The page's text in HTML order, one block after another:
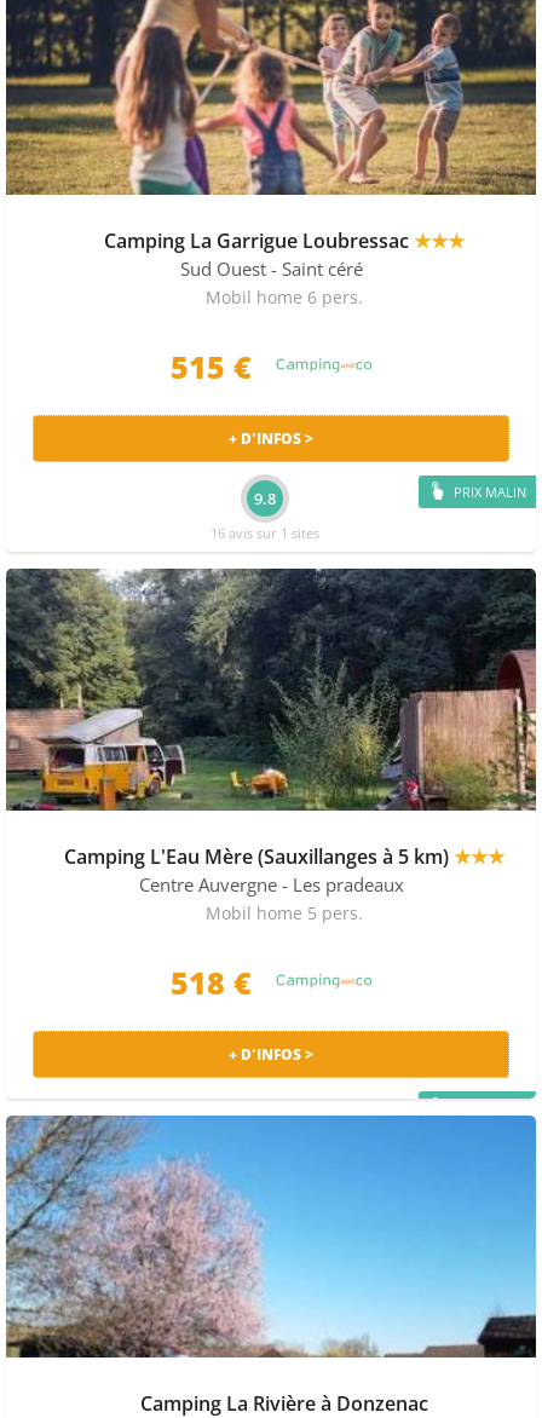
Camping La Garrigue Loubressac★★★
Sud Ouest - Saint céré
Mobil home 6 pers.
515 €
PRIX MALIN
+ D'INFOS >
9.8
16 avis sur 1 sites
Camping L'Eau Mère (Sauxillanges à 5 km)★★★
Centre Auvergne - Les pradeaux
Mobil home 5 pers.
518 €
+ D'INFOS >
Camping La Rivière à Donzenac